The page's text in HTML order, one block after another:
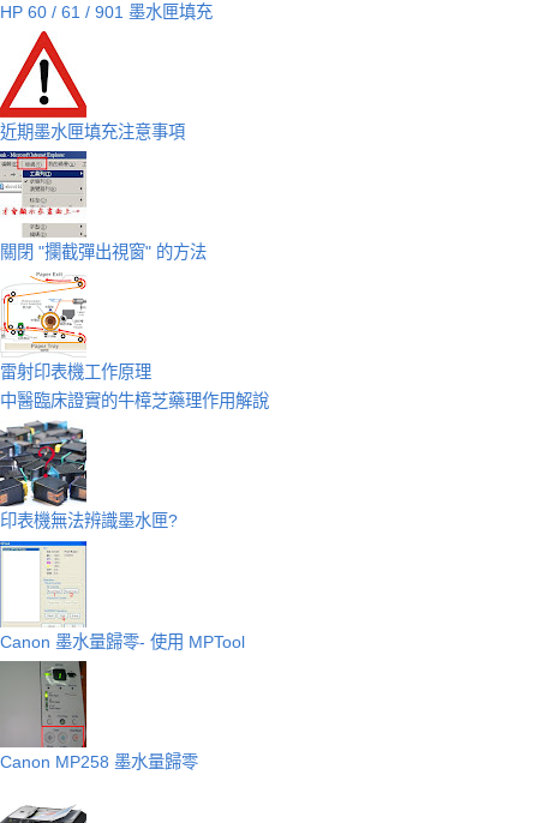
HP 60 / 61 / 901 墨水匣填充
近期墨水匣填充注意事項
關閉 "攔截彈出視窗" 的方法
雷射印表機工作原理
中醫臨床證實的牛樟芝藥理作用解說
印表機無法辨識墨水匣?
Canon 墨水量歸零- 使用 MPTool
Canon MP258 墨水量歸零